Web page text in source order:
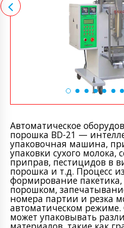
Автоматическое
порошка BD-21 —
упаковочная машина,
упаковки сухого молока,
приправ, пестицидов в
порошка и т.д. Процесс
формирование
порошком,
номера партии и резка
автоматическом
может упаковывать